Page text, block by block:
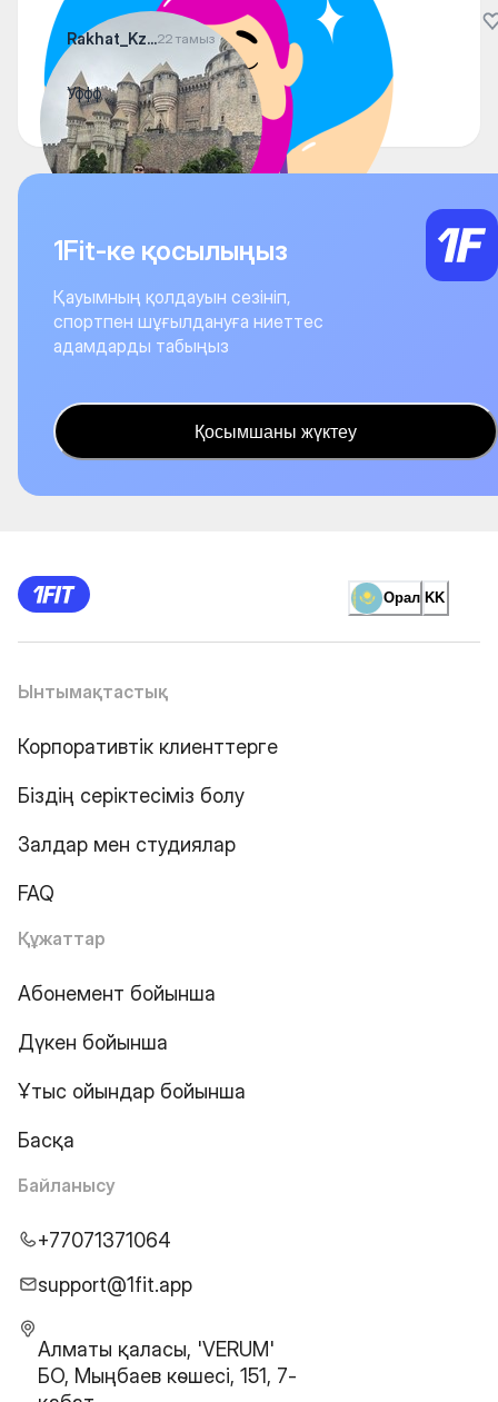
Rakhat_Kz...22 тамыз
Уффф
1Fit-ке қосылыңыз
Қауымның қолдауын сезініп,
спортпен шұғылдануға ниеттес
адамдарды табыңыз
Қосымшаны жүктеу
Орал KK
Ынтымақтастық
Корпоративтік клиенттерге
Біздің серіктесіміз болу
Залдар мен студиялар
FAQ
Құжаттар
Абонемент бойынша
Дүкен бойынша
Ұтыс ойындар бойынша
Басқа
Байланысу
+77071371064
support@1fit.app
Алматы қаласы, 'VERUM'
БО, Мыңбаев көшесі, 151, 7-